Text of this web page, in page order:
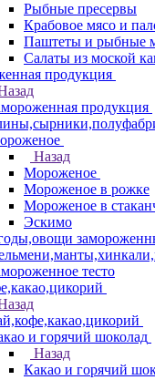
Рыбные пресервы
Крабовое мясо и
Паштеты и рыбные
Салаты из моской
продукция
продукция
Назад
Мороженое
Мороженое в рожке
Мороженое в
Эскимо
тесто
и горячий шоколад
Назад
Какао и горячий